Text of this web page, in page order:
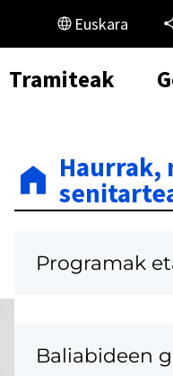
Euskara
Tramiteak
Haurrak,
Programak
Baliabideen